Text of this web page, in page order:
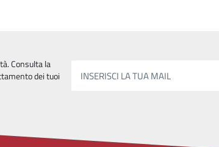
Consulta la
dei tuoi
INSERISCI LA TUA MAIL